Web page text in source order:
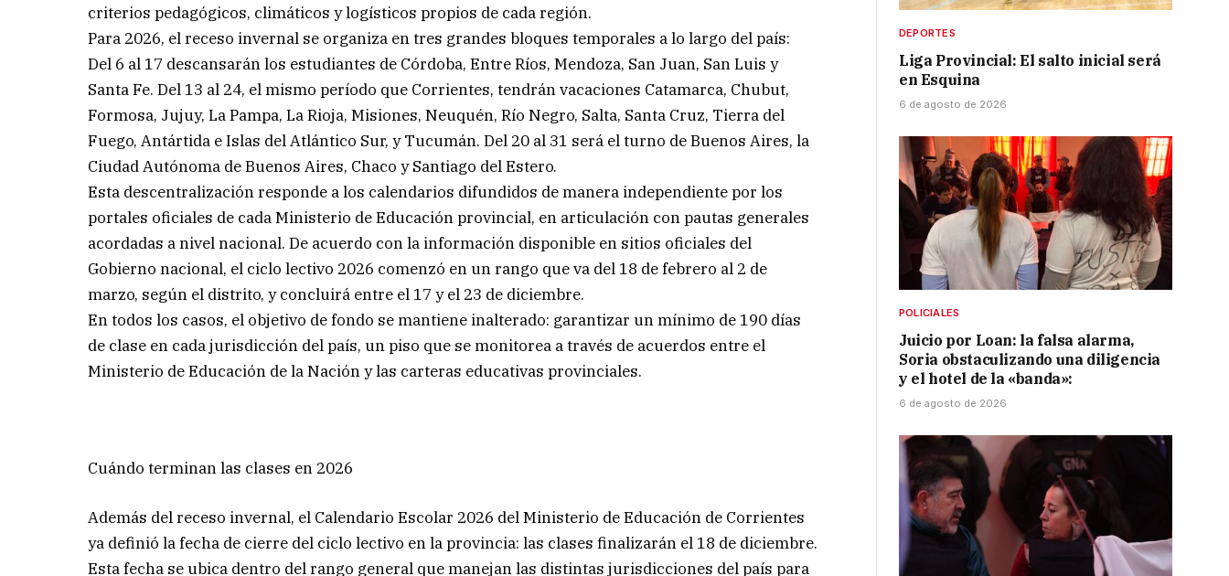
criterios pedagógicos, climáticos y logísticos propios de cada región.
Para 2026, el receso invernal se organiza en tres grandes bloques temporales a lo largo del país:
Del 6 al 17 descansarán los estudiantes de Córdoba, Entre Ríos, Mendoza, San Juan, San Luis y
Santa Fe. Del 13 al 24, el mismo período que Corrientes, tendrán vacaciones Catamarca, Chubut,
Formosa, Jujuy, La Pampa, La Rioja, Misiones, Neuquén, Río Negro, Salta, Santa Cruz, Tierra del
Fuego, Antártida e Islas del Atlántico Sur, y Tucumán. Del 20 al 31 será el turno de Buenos Aires, la
Ciudad Autónoma de Buenos Aires, Chaco y Santiago del Estero.
Esta descentralización responde a los calendarios difundidos de manera independiente por los
portales oficiales de cada Ministerio de Educación provincial, en articulación con pautas generales
acordadas a nivel nacional. De acuerdo con la información disponible en sitios oficiales del
Gobierno nacional, el ciclo lectivo 2026 comenzó en un rango que va del 18 de febrero al 2 de
marzo, según el distrito, y concluirá entre el 17 y el 23 de diciembre.
En todos los casos, el objetivo de fondo se mantiene inalterado: garantizar un mínimo de 190 días
de clase en cada jurisdicción del país, un piso que se monitorea a través de acuerdos entre el
Ministerio de Educación de la Nación y las carteras educativas provinciales.
Cuándo terminan las clases en 2026
Además del receso invernal, el Calendario Escolar 2026 del Ministerio de Educación de Corrientes
ya definió la fecha de cierre del ciclo lectivo en la provincia: las clases finalizarán el 18 de diciembre.
Esta fecha se ubica dentro del rango general que manejan las distintas jurisdicciones del país para
DEPORTES
Liga Provincial: El salto inicial será
en Esquina
6 de agosto de 2026
POLICIALES
Juicio por Loan: la falsa alarma,
Soria obstaculizando una diligencia
y el hotel de la «banda»:
6 de agosto de 2026